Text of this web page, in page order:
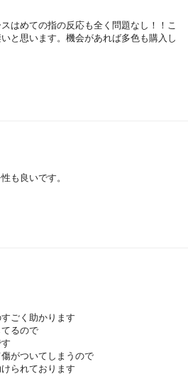
はめての指の反応も全く問題なし！！こ
と思います。機会があれば多色も購入し
も良いです。
ごく助かります
るので
がついてしまうので
られております